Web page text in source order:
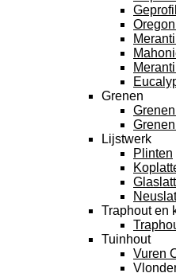
Grenen
Lijstwerk
Plinten
Traphout en
Tuinhout
Vuren